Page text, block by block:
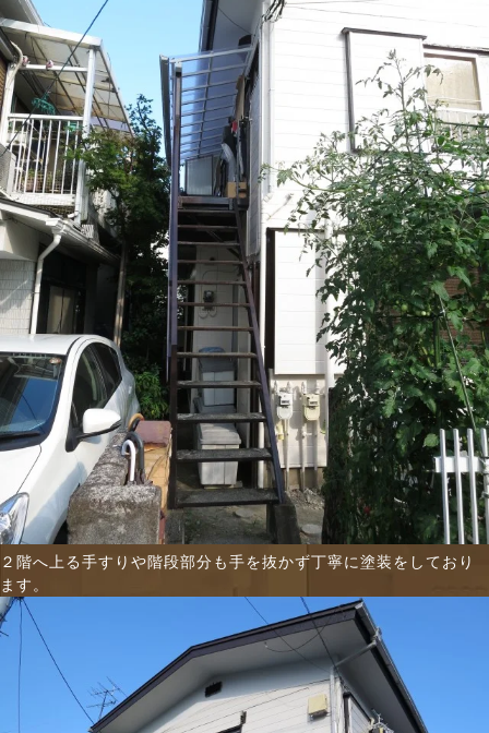
２階へ上る手すりや階段部分も手を抜かず丁寧に塗装をしており
ます。